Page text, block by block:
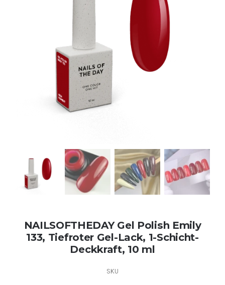
Kundenbewertungen
NAILSOFTHEDAY Gel Polish Emily
133, Tiefroter Gel-Lack, 1-Schicht-
Deckkraft, 10 ml
SKU